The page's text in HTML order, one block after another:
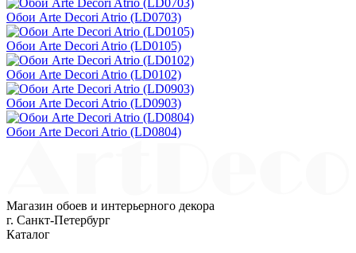
Обои Arte Decori Atrio (LD0703)
Обои Arte Decori Atrio (LD0105)
Обои Arte Decori Atrio (LD0102)
Обои Arte Decori Atrio (LD0903)
Обои Arte Decori Atrio (LD0804)
Магазин обоев и интерьерного декора
г. Санкт-Петербург
Каталог